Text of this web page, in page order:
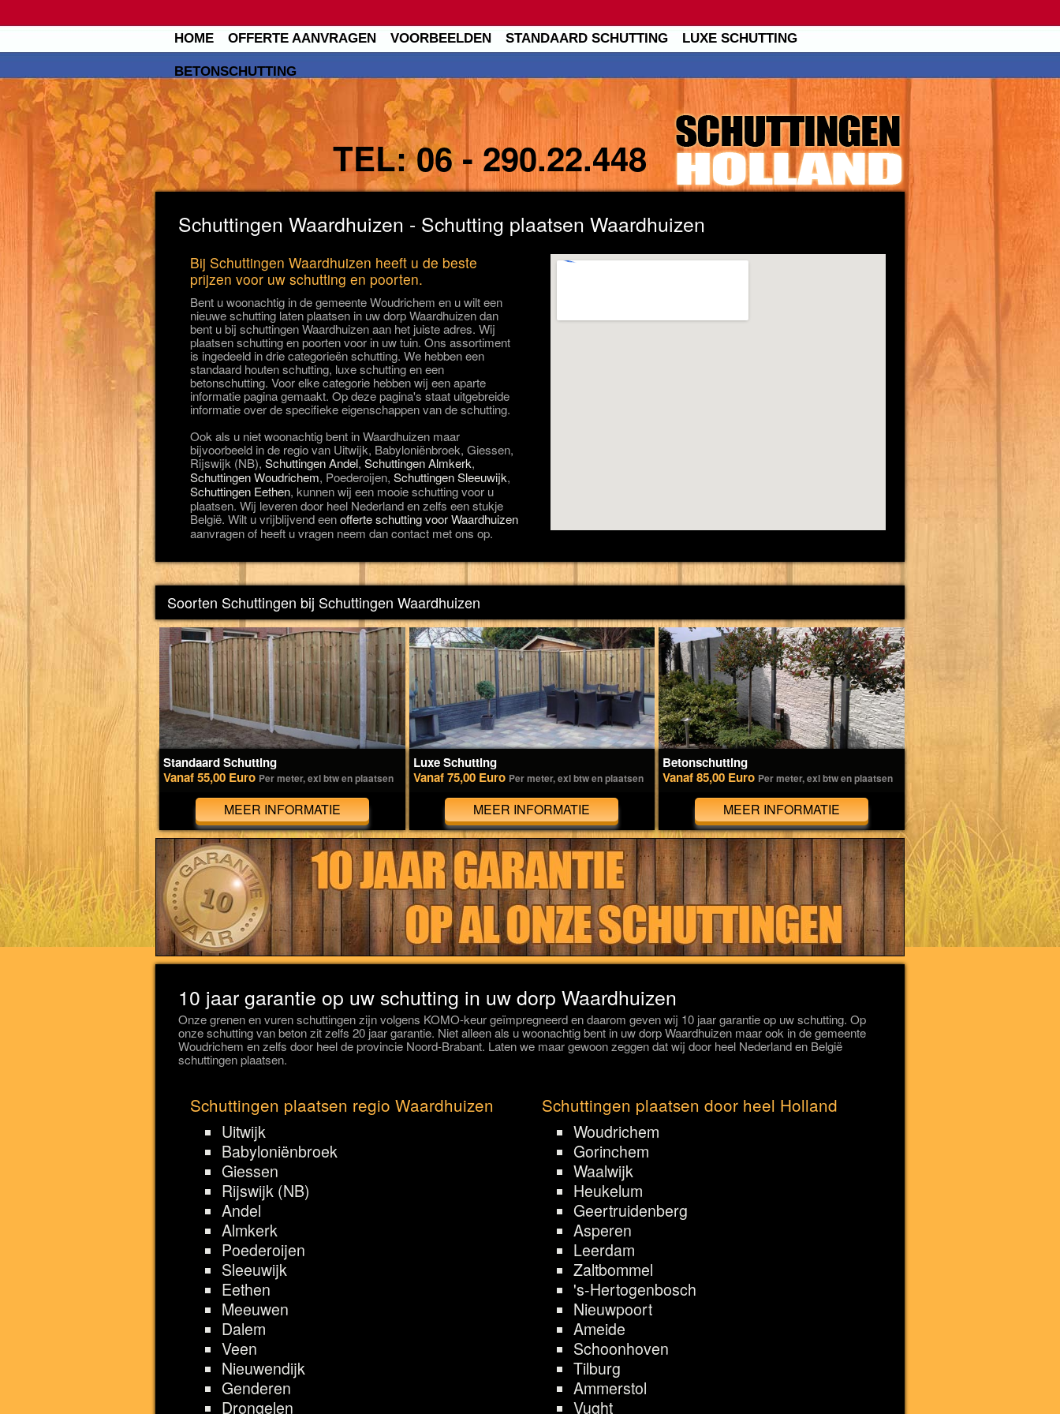
HOME OFFERTE AANVRAGEN VOORBEELDEN STANDAARD SCHUTTING LUXE SCHUTTING
BETONSCHUTTING
TEL:06 - 290.22.448
Schuttingen Waardhuizen - Schutting plaatsen Waardhuizen
Bij Schuttingen Waardhuizen heeft u de beste
prijzen voor uw schutting en poorten.
Bent u woonachtig in de gemeente Woudrichem en u wilt een
nieuwe schutting laten plaatsen in uw dorp Waardhuizen dan
bent u bij schuttingen Waardhuizen aan het juiste adres. Wij
plaatsen schutting en poorten voor in uw tuin. Ons assortiment
is ingedeeld in drie categorieën schutting. We hebben een
standaard houten schutting, luxe schutting en een
betonschutting. Voor elke categorie hebben wij een aparte
informatie pagina gemaakt. Op deze pagina's staat uitgebreide
informatie over de specifieke eigenschappen van de schutting.
Ook als u niet woonachtig bent in Waardhuizen maar
bijvoorbeeld in de regio van Uitwijk, Babyloniënbroek, Giessen,
Rijswijk (NB), Schuttingen Andel, Schuttingen Almkerk,
Schuttingen Woudrichem, Poederoijen, Schuttingen Sleeuwijk,
Schuttingen Eethen, kunnen wij een mooie schutting voor u
plaatsen. Wij leveren door heel Nederland en zelfs een stukje
België. Wilt u vrijblijvend eenofferte schutting voor Waardhuizen
aanvragen of heeft u vragen neem dan contact met ons op.
Soorten Schuttingen bij Schuttingen Waardhuizen
Standaard Schutting
Vanaf 55,00 Euro Per meter, exl btw en plaatsen
MEER INFORMATIE
Luxe Schutting
Vanaf 75,00 Euro Per meter, exl btw en plaatsen
MEER INFORMATIE
Betonschutting
Vanaf 85,00 Euro Per meter, exl btw en plaatsen
MEER INFORMATIE
10 jaar garantie op uw schutting in uw dorp Waardhuizen
Onze grenen en vuren schuttingen zijn volgens KOMO-keur geïmpregneerd en daarom geven wij 10 jaar garantie op uw schutting. Op
onze schutting van beton zit zelfs 20 jaar garantie. Niet alleen als u woonachtig bent in uw dorp Waardhuizen maar ook in de gemeente
Woudrichem en zelfs door heel de provincie Noord-Brabant. Laten we maar gewoon zeggen dat wij door heel Nederland en België
schuttingen plaatsen.
Schuttingen plaatsen regio Waardhuizen
Uitwijk
Babyloniënbroek
Giessen
Rijswijk (NB)
Andel
Almkerk
Poederoijen
Sleeuwijk
Eethen
Meeuwen
Dalem
Veen
Nieuwendijk
Genderen
Drongelen
Schuttingen plaatsen door heel Holland
Woudrichem
Gorinchem
Waalwijk
Heukelum
Geertruidenberg
Asperen
Leerdam
Zaltbommel
's-Hertogenbosch
Nieuwpoort
Ameide
Schoonhoven
Tilburg
Ammerstol
Vught